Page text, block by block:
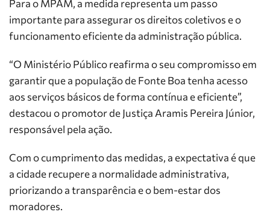
Para o MPAM, a medida representa um passo
importante para assegurar os direitos coletivos e o
funcionamento eficiente da administração pública.
“O Ministério Público reafirma o seu compromisso em
garantir que a população de Fonte Boa tenha acesso
aos serviços básicos de forma contínua e eficiente”,
destacou o promotor de Justiça Aramis Pereira Júnior,
responsável pela ação.
Com o cumprimento das medidas, a expectativa é que
a cidade recupere a normalidade administrativa,
priorizando a transparência e o bem-estar dos
moradores.